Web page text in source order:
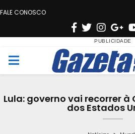
FALE CONOSCO
F
c
e
o
T
w
i
t
e
n
s
t
g
r
G
o
o
g
e
M
Lula: governo vai recorrer
dos Estados